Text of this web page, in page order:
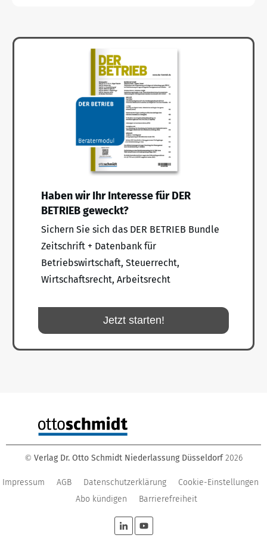
Haben wir Ihr Interesse für DER
BETRIEB geweckt?
Sichern Sie sich das DER BETRIEB Bundle
Zeitschrift + Datenbank für
Betriebswirtschaft, Steuerrecht,
Wirtschaftsrecht, Arbeitsrecht
Jetzt starten!
© Verlag Dr. Otto Schmidt Niederlassung Düsseldorf 2026
Impressum AGB Datenschutzerklärung
Cookie-Einstellungen
Abo kündigen
Barrierefreiheit